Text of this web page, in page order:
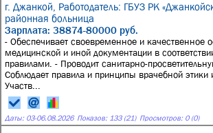
г. Джанкой, Работодатель: ГБУЗ РК
районная больница
Зарплата: 38874-80000 руб.
- Обеспечивает своевременное и качественное
медицинской и иной документации в
правилами. - Проводит санитарно-
Соблюдает правила и принципы врачебной этики
Участв...
Даты: 03-06.08.2026 Показов: 133 (21) Просмотров: 0 (0)